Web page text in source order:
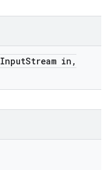
InputStream in ,